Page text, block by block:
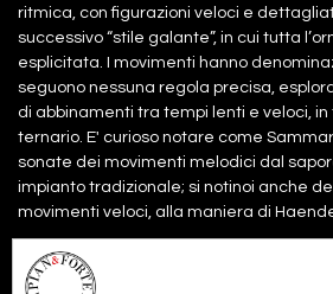
ritmica, con figurazioni veloci e
successivo “stile galante”, in cui tutta
esplicitata. I movimenti hanno
seguono nessuna regola precisa,
di abbinamenti tra tempi lenti e veloci, in
ternario. E' curioso notare come
sonate dei movimenti melodici dal
impianto tradizionale; si notinoi anche
movimenti veloci, alla maniera di